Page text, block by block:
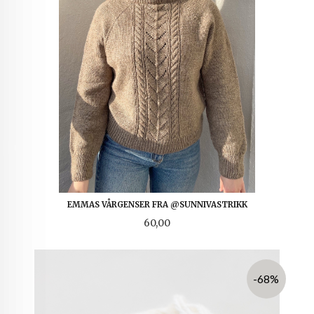
EMMAS VÅRGENSER FRA @SUNNIVASTRIKK
Pris
60,00
-68%